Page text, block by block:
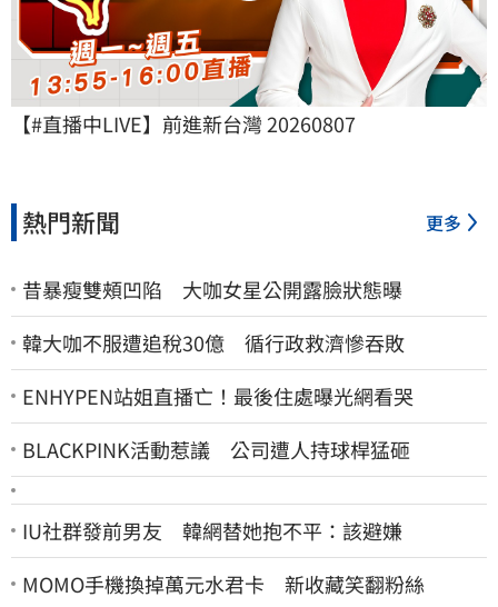
【#直播中LIVE】前進新台灣 20260807
熱門新聞 更多
昔暴瘦雙頰凹陷 大咖女星公開露臉狀態曝
韓大咖不服遭追稅30億 循行政救濟慘吞敗
ENHYPEN站姐直播亡！最後住處曝光網看哭
BLACKPINK活動惹議 公司遭人持球桿猛砸
IU社群發前男友 韓網替她抱不平：該避嫌
MOMO手機換掉萬元水君卡 新收藏笑翻粉絲